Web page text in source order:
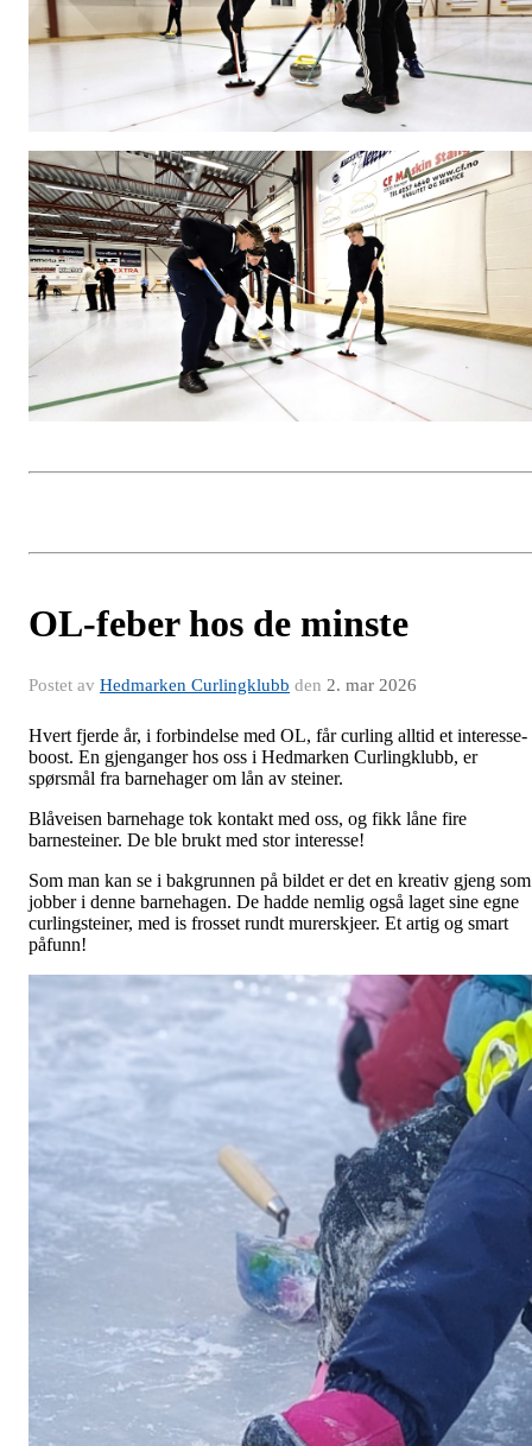
OL-feber hos de minste
Postet av Hedmarken Curlingklubb den 2. mar 2026
Hvert fjerde år, i forbindelse med OL, får curling alltid et interesse-
boost. En gjenganger hos oss i Hedmarken Curlingklubb, er
spørsmål fra barnehager om lån av steiner.
Blåveisen barnehage tok kontakt med oss, og fikk låne fire
barnesteiner. De ble brukt med stor interesse!
Som man kan se i bakgrunnen på bildet er det en kreativ gjeng som
jobber i denne barnehagen. De hadde nemlig også laget sine egne
curlingsteiner, med is frosset rundt murerskjeer. Et artig og smart
påfunn!